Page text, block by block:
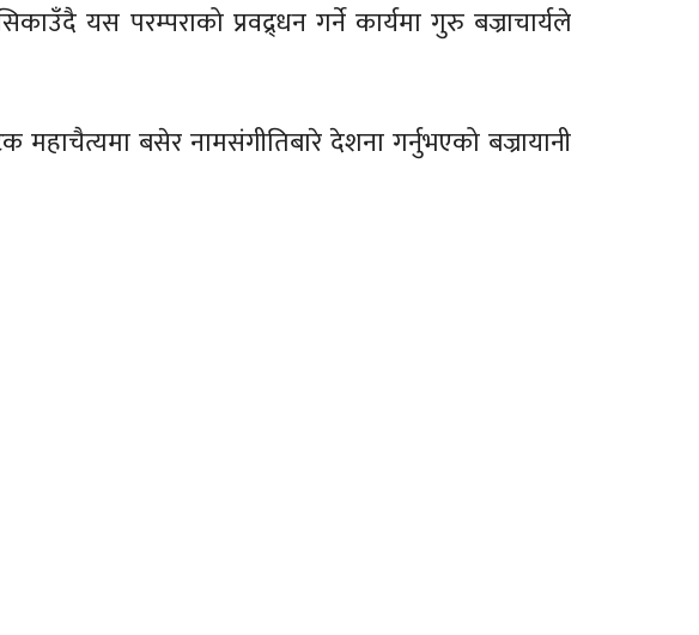
यस परम्पराको प्रवद्र्धन गर्ने कार्यमा गुरु बज्राचार्यले
महाचैत्यमा बसेर नामसंगीतिबारे देशना गर्नुभएको बज्रायानी